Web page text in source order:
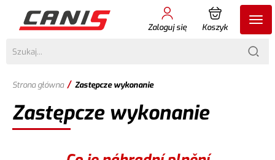
Zaloguj się Koszyk
Strona główna / Zastępcze wykonanie
Zastępcze wykonanie